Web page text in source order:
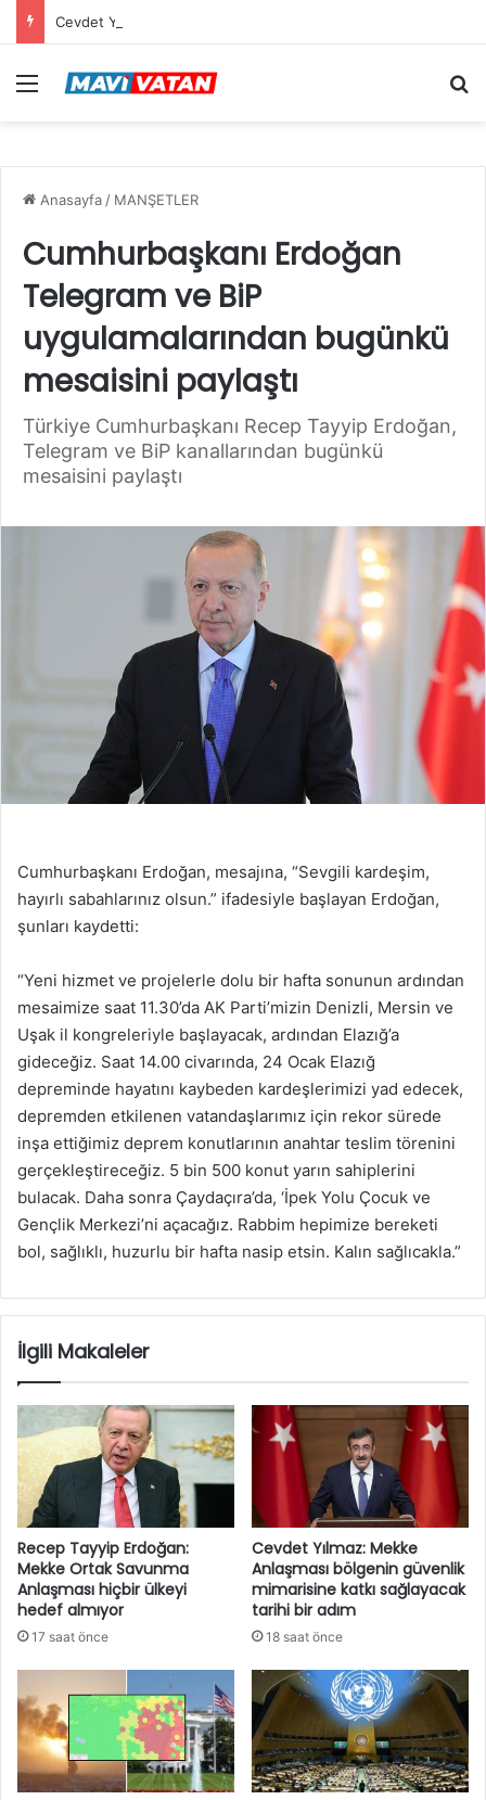
Menü
Anasayfa / MANŞETLER
Cumhurbaşkanı Erdoğan
Telegram ve BiP
uygulamalarından bugünkü
mesaisini paylaştı
Türkiye Cumhurbaşkanı Recep Tayyip Erdoğan,
Telegram ve BiP kanallarından bugünkü
mesaisini paylaştı
Cumhurbaşkanı Erdoğan, mesajına, “Sevgili kardeşim,
hayırlı sabahlarınız olsun.” ifadesiyle başlayan Erdoğan,
şunları kaydetti:
“Yeni hizmet ve projelerle dolu bir hafta sonunun ardından
mesaimize saat 11.30’da AK Parti’mizin Denizli, Mersin ve
Uşak il kongreleriyle başlayacak, ardından Elazığ’a
gideceğiz. Saat 14.00 civarında, 24 Ocak Elazığ
depreminde hayatını kaybeden kardeşlerimizi yad edecek,
depremden etkilenen vatandaşlarımız için rekor sürede
inşa ettiğimiz deprem konutlarının anahtar teslim törenini
gerçekleştireceğiz. 5 bin 500 konut yarın sahiplerini
bulacak. Daha sonra Çaydaçıra’da, ‘İpek Yolu Çocuk ve
Gençlik Merkezi’ni açacağız. Rabbim hepimize bereketi
bol, sağlıklı, huzurlu bir hafta nasip etsin. Kalın sağlıcakla.”
İlgili Makaleler
Recep Tayyip Erdoğan:
Mekke Ortak Savunma
Anlaşması hiçbir ülkeyi
hedef almıyor
17 saat önce
Cevdet Yılmaz: Mekke
Anlaşması bölgenin güvenlik
mimarisine katkı sağlayacak
tarihi bir adım
18 saat önce